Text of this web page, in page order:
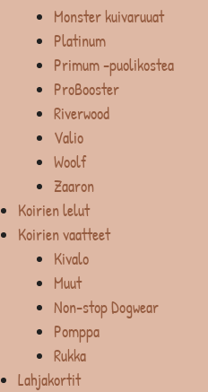
Monster kuivaruuat
Platinum
Primum -puolikostea
ProBooster
Riverwood
Valio
Woolf
Zaaron
Koirien lelut
Koirien vaatteet
Kivalo
Muut
Non-stop Dogwear
Pomppa
Rukka
Lahjakortit